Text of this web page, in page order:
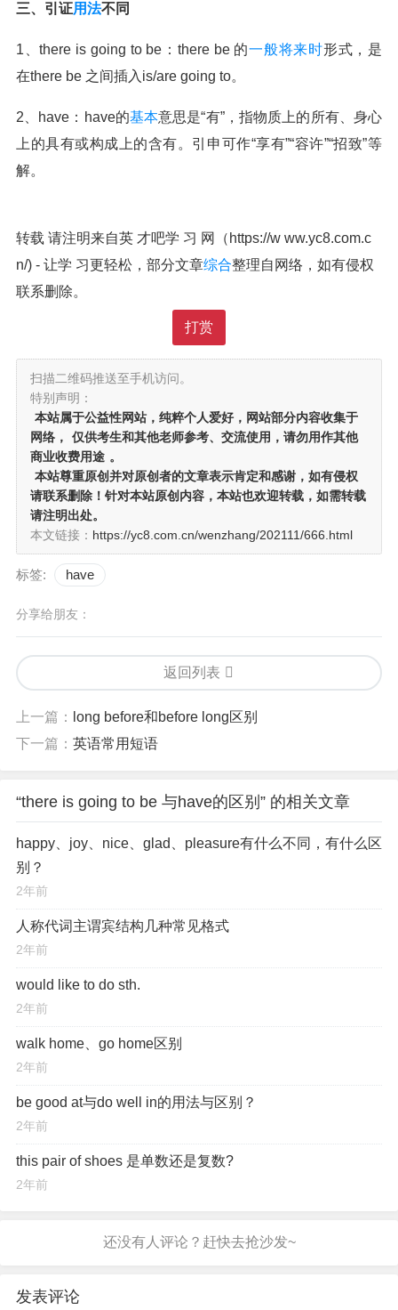
三、引证用法不同
1、there is going to be：there be 的一般将来时形式，是
在there be 之间插入is/are going to。
2、have：have的基本意思是“有”，指物质上的所有、身心
上的具有或构成上的含有。引申可作“享有”“容许”“招致”等
解。
转载 请注明来自英 才吧学 习 网（https://w ww.yc8.com.c
n/) - 让学 习更轻松，部分文章综合整理自网络，如有侵权
联系删除。
打赏
扫描二维码推送至手机访问。
特别声明：
本站属于公益性网站，纯粹个人爱好，网站部分内容收集于
网络，
仅供考生和其他老师参考、交流使用，请勿用作其他
商业收费用途 。
本站尊重原创并对原创者的文章表示肯定和感谢，如有侵权
请联系删除！针对本站原创内容，本站也欢迎转载，如需转载
请注明出处。
本文链接： https://yc8.com.cn/wenzhang/202111/666.html
标签: have
分享给朋友：
返回列表
上一篇：
long before和before long区别
下一篇： 英语常用短语
“there is going to be 与have的区别” 的相关文章
happy、joy、nice、glad、pleasure有什么不同，有什么区
别？
2年前
人称代词主谓宾结构几种常见格式
2年前
would like to do sth.
2年前
walk home、go home区别
2年前
be good at与do well in的用法与区别？
2年前
this pair of shoes 是单数还是复数?
2年前
发表评论